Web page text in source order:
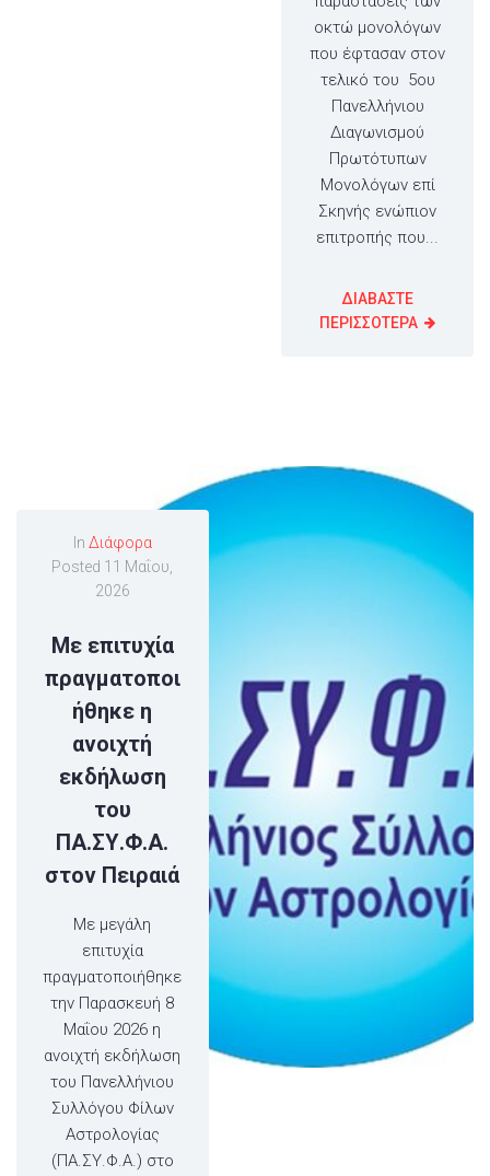
οκτώ μονολόγων
που έφτασαν στον
τελικό του 5ου
Πανελλήνιου
Διαγωνισμού
Πρωτότυπων
Μονολόγων επί
Σκηνής ενώπιον
επιτροπής που...
ΔΙΑΒΑΣΤΕ
ΠΕΡΙΣΣΟΤΕΡΑ
In Διάφορα
Posted 11 Μαΐου,
2026
Με επιτυχία
πραγματοποι
ήθηκε η
ανοιχτή
εκδήλωση
του
ΠΑ.ΣΥ.Φ.Α.
στον Πειραιά
Με μεγάλη
επιτυχία
πραγματοποιήθηκε
την Παρασκευή 8
Μαΐου 2026 η
ανοιχτή εκδήλωση
του Πανελλήνιου
Συλλόγου Φίλων
Αστρολογίας
(ΠΑ.ΣΥ.Φ.Α.) στο